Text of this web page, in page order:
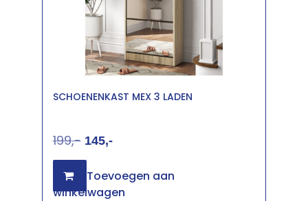
SCHOENENKAST MEX 3 LADEN
199 145
Toevoegen aan
winkelwagen